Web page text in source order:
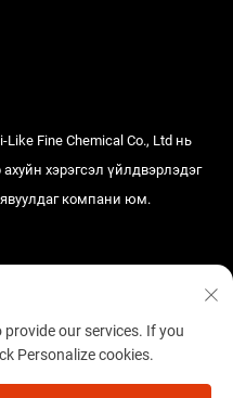
Fine Chemical Co., Ltd нь
хэрэгсэл үйлдвэрлэдэг
компани юм.
Fine Chemical Co., Ltd. Бүх
our services. If you
Personalize cookies.